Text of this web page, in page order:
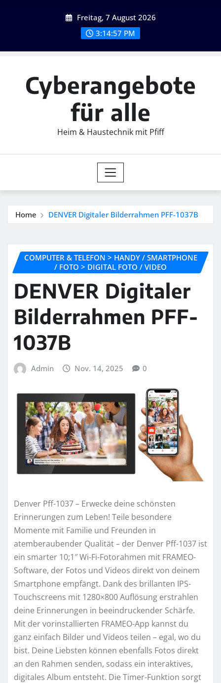
Freitag, 7 August 2026
3:14:59 PM
Cyberangebote
für alle
Heim & Haustechnik mit Pfiff
Home DENVER Digitaler Bilderrahmen PFF-1037B
COMPUTER & TELEFON > HANDY / SMARTPHONE
/ FOTO > DIGITAL FOTO / VIDEO
DENVER Digitaler
Bilderrahmen PFF-
1037B
Admin Nov. 14, 2025 0
Denver Pff-1037 – Erwecke deine schönsten
Erinnerungen zum Leben! Teile besondere
Momente mit Familie und Freunden in
atemberaubender Qualität – der Denver Pff-1037 ist
ein smarter 10;1″ Wi-Fi-Fotorahmen mit FRAMEO-
Software, der Fotos und Videos direkt von deinem
Smartphone empfängt. Dank des brillanten IPS-
Touchscreens mit 1280×800 Auflösung erstrahlen
deine Erinnerungen in beeindruckender Schärfe.
Mit der vorinstallierten FRAMEO-App kannst du
ganz einfach Bilder und Videos teilen – egal, wo du
bist. Deine Liebsten können ebenfalls Fotos direkt
an den Rahmen senden, sodass ein interaktives,
digitales Album entsteht. Die Timer-Funktion sorgt